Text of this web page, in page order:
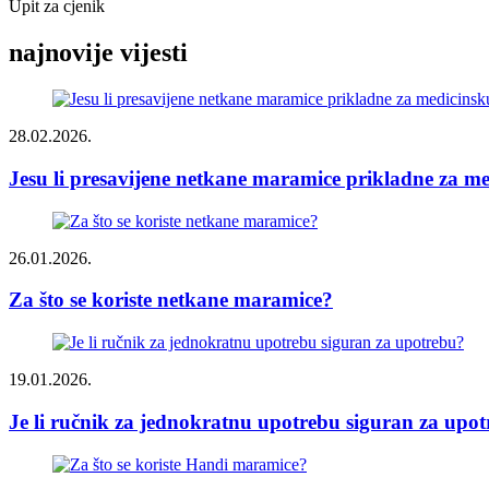
Upit za cjenik
najnovije vijesti
28.02.2026.
Jesu li presavijene netkane maramice prikladne za
26.01.2026.
Za što se koriste netkane maramice?
19.01.2026.
Je li ručnik za jednokratnu upotrebu siguran za